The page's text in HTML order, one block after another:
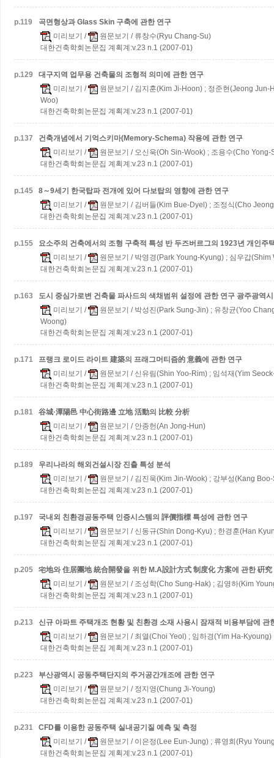
p.119
곡면형상과 Glass Skin 구축에 관한 연구
미리보기 / 원문보기 / 류창수(Ryu Chang-Su)
대한건축학회논문집 계획계:v.23 n.1 (2007-01)
p.129
대구지역 업무용 건축물의 조형적 의미에 관한 연구
미리보기 / 원문보기 / 김지훈(Kim Ji-Hoon) ; 정준현(Jeong Jun-
Woo)
대한건축학회논문집 계획계:v.23 n.1 (2007-01)
p.137
건축개념에서 기억스키마(Memory-Schema) 작용에 관한 연구
미리보기 / 원문보기 / 오신욱(Oh Sin-Wook) ; 조용수(Cho Yong-
대한건축학회논문집 계획계:v.23 n.1 (2007-01)
p.145
8～9세기 한국탑파 전개에 있어 다보탑의 영향에 관한 연구
미리보기 / 원문보기 / 김버들(Kim Bue-Dyel) ; 조정식(Cho
대한건축학회논문집 계획계:v.23 n.1 (2007-01)
p.155 요소주의 건축에서의 조형 구축적 특성 반 두즈버르그의 1923년 개인주
미리보기 / 원문보기 / 박영경(Park Young-Kyung) ; 심우갑(Shim
대한건축학회논문집 계획계:v.23 n.1 (2007-01)
p.163 도시 중심가로변 건축물 파사드의 색채범위 설정에 관한 연구 광주광역
미리보기 / 원문보기 / 박성진(Park Sung-Jin) ; 유창균(Yoo
Woong)
대한건축학회논문집 계획계:v.23 n.1 (2007-01)
p.171
프랭크 로이드 라이트 建築의 프래그머티즘的 意義에 관한 연구
미리보기 / 원문보기 / 신유림(Shin Yoo-Rim) ; 임석재(Yim
대한건축학회논문집 계획계:v.23 n.1 (2007-01)
p.181
谷城·潭陽邑 中心街路邊 立地 活動의 比較 分析
미리보기 / 원문보기 / 안종헌(An Jong-Hun)
대한건축학회논문집 계획계:v.23 n.1 (2007-01)
p.189
우리나라의 해외건설시장 진출 특성 분석
미리보기 / 원문보기 / 김진욱(Kim Jin-Wook) ; 강부성(Kang
대한건축학회논문집 계획계:v.23 n.1 (2007-01)
p.197
국내외 친환경공동주택 인증시스템의 評價指標 특성에 관한 연구
미리보기 / 원문보기 / 신동규(Shin Dong-Kyu) ; 한경훈(Han
대한건축학회논문집 계획계:v.23 n.1 (2007-01)
p.205
宅地와 住居團地 統合開發을 위한 M.A設計方式 制度化 方案에 관한 硏究
미리보기 / 원문보기 / 조성학(Cho Sung-Hak) ; 김영하(Kim
대한건축학회논문집 계획계:v.23 n.1 (2007-01)
p.213
신규 아파트 주택개조 현황 및 친환경 소재 사용시 잠재적 비용부담에 관
미리보기 / 원문보기 / 최열(Choi Yeol) ; 임하경(Yim Ha-Kyoung)
대한건축학회논문집 계획계:v.23 n.1 (2007-01)
p.223
부산광역시 공동주택단지의 주거공간개조에 관한 연구
미리보기 / 원문보기 / 정지영(Chung Ji-Young)
대한건축학회논문집 계획계:v.23 n.1 (2007-01)
p.231
CFD를 이용한 공동주택 실내공기질 예측 및 측정
미리보기 / 원문보기 / 이은정(Lee Eun-Jung) ; 류영희(Ryu
대한건축학회논문집 계획계:v.23 n.1 (2007-01)